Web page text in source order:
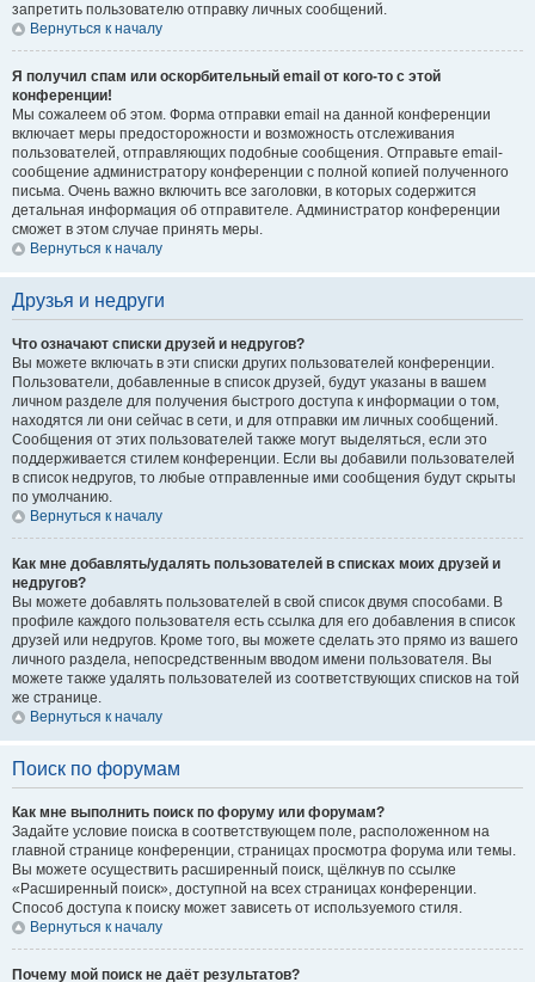
запретить пользователю отправку личных сообщений.
Вернуться к началу
Я получил спам или оскорбительный email от кого-то с этой
конференции!
Мы сожалеем об этом. Форма отправки email на данной конференции
включает меры предосторожности и возможность отслеживания
пользователей, отправляющих подобные сообщения. Отправьте email-
сообщение администратору конференции с полной копией полученного
письма. Очень важно включить все заголовки, в которых содержится
детальная информация об отправителе. Администратор конференции
сможет в этом случае принять меры.
Вернуться к началу
Друзья и недруги
Что означают списки друзей и недругов?
Вы можете включать в эти списки других пользователей конференции.
Пользователи, добавленные в список друзей, будут указаны в вашем
личном разделе для получения быстрого доступа к информации о том,
находятся ли они сейчас в сети, и для отправки им личных сообщений.
Сообщения от этих пользователей также могут выделяться, если это
поддерживается стилем конференции. Если вы добавили пользователей
в список недругов, то любые отправленные ими сообщения будут скрыты
по умолчанию.
Вернуться к началу
Как мне добавлять/удалять пользователей в списках моих друзей и
недругов?
Вы можете добавлять пользователей в свой список двумя способами. В
профиле каждого пользователя есть ссылка для его добавления в список
друзей или недругов. Кроме того, вы можете сделать это прямо из вашего
личного раздела, непосредственным вводом имени пользователя. Вы
можете также удалять пользователей из соответствующих списков на той
же странице.
Вернуться к началу
Поиск по форумам
Как мне выполнить поиск по форуму или форумам?
Задайте условие поиска в соответствующем поле, расположенном на
главной странице конференции, страницах просмотра форума или темы.
Вы можете осуществить расширенный поиск, щёлкнув по ссылке
«Расширенный поиск», доступной на всех страницах конференции.
Способ доступа к поиску может зависеть от используемого стиля.
Вернуться к началу
Почему мой поиск не даёт результатов?